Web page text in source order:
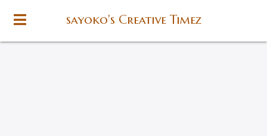
sayoko's Creative Timez